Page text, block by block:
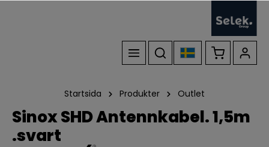
Startsida Produkter Outlet
Sinox SHD Antennkabel. 1,5m
.svart